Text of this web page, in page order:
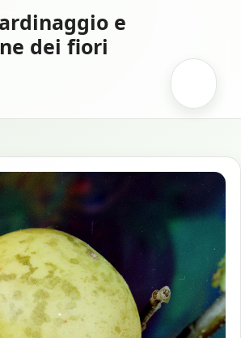
e
dei fiori